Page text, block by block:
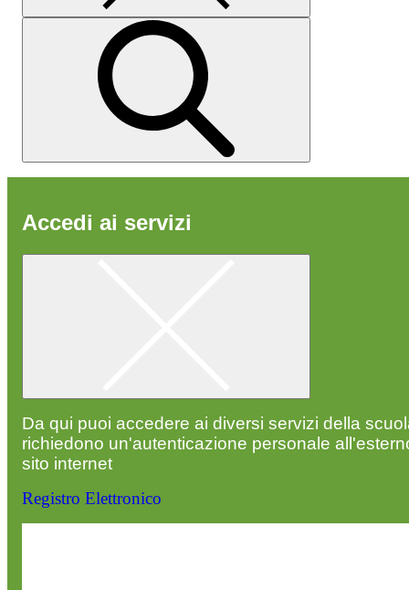
Accedi ai servizi
Da qui puoi accedere ai diversi servizi della
richiedono un'autenticazione personale
sito internet
Registro Elettronico